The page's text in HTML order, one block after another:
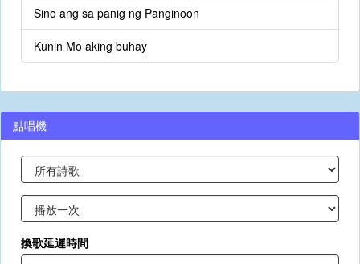
Sino ang sa panig ng Panginoon
Kunin Mo aking buhay
點唱機
換歌延遲時間